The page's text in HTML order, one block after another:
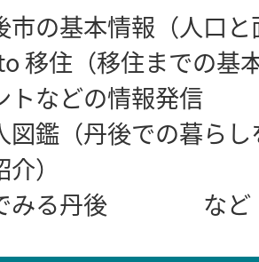
市の基本情報（人口
移住（移住までの基
トなどの情報発信
図鑑（丹後での暮ら
）
みる丹後 など